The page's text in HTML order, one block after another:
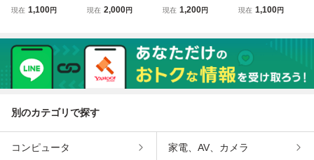
ONSON/ロンソン
ウェイ「老人と
海」オイルライタ
ー ゴールド 動作
未確認 lot:8038
現在 1,100円
131.86g 蔵出し
沈香伽羅/志野流松
隠軒/御家流/各宗
寺院御用達 lot:803
06
現在 2,000円
◆伽羅 約6.61g
具 香木沈香伽羅/
松隠軒/御家流/各
宗寺院御用80312
現在 1,200円
銘香 伽羅 約0.
達80333
現在 1,100円
別のカテゴリで探す
コンピュータ 家電、AV、カメラ